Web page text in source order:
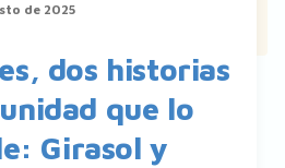
de 2025
dos historias
que lo
Girasol y